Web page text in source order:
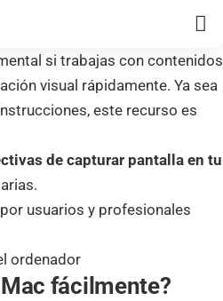
si trabajas con contenidos
visual rápidamente. Ya sea
este recurso es
de capturar pantalla en tu
usuarios y profesionales
ordenador
fácilmente?